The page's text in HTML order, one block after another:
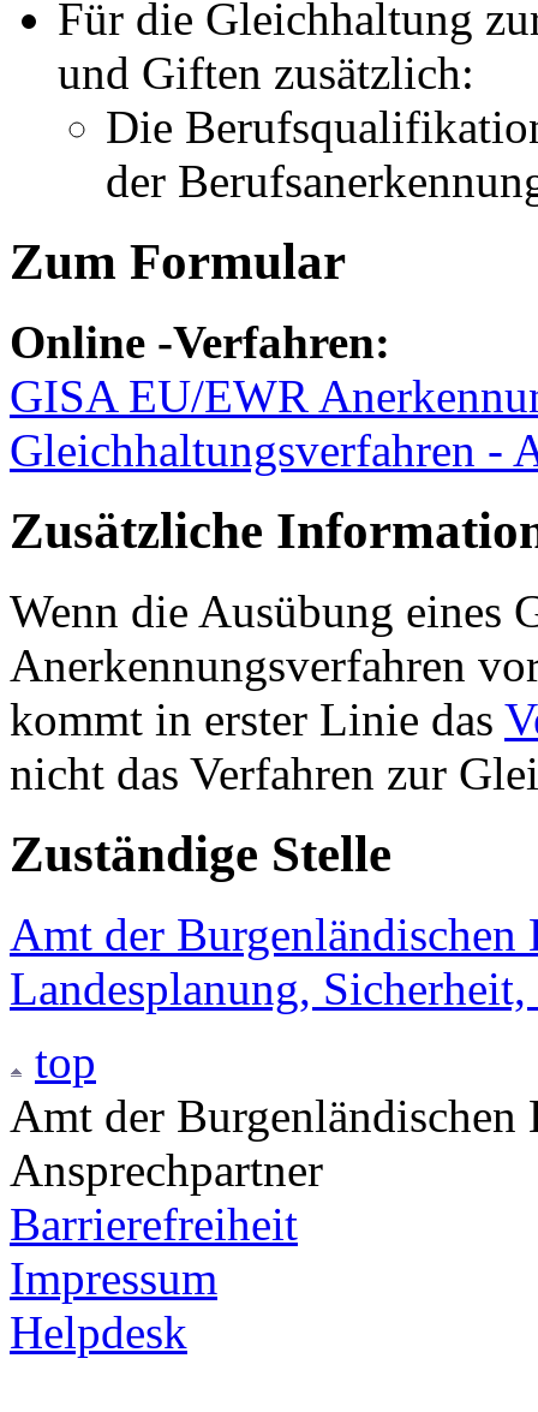
Für die Gleichhaltung
und Giften zusätzlich:
Die
der
Zum Formular
Online -Verfahren:
GISA EU/EWR
Gleichhaltungsverfahren -
Zusätzliche
Wenn die Ausübung eines
Anerkennungsverfahren
kommt in erster Linie das
nicht das Verfahren zur
Zuständige Stelle
Amt der
Landesplanung,
top
Amt der
Ansprechpartner
Barrierefreiheit
Impressum
Helpdesk